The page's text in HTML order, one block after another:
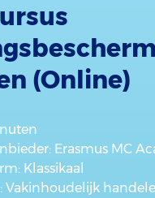
(Online)
: Erasmus MC
: Klassikaal
: Vakinhoudelijk